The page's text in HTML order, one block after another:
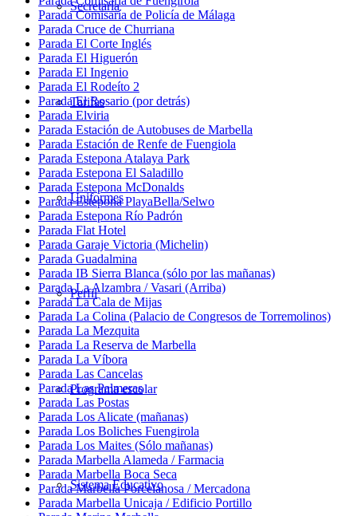
Secretaría
Tarifas
Uniformes
Perfil
Programa escolar
Sistema Educativo
Parada Comisaría de Policía de Málaga
Parada Cruce de Churriana
Parada El Corte Inglés
Parada El Higuerón
Parada El Ingenio
Parada El Rodeíto 2
Parada El Rosario (por detrás)
Parada Elviria
Parada Estación de Autobuses de Marbella
Parada Estación de Renfe de Fuengiola
Parada Estepona Atalaya Park
Parada Estepona El Saladillo
Parada Estepona McDonalds
Parada Estepona PlayaBella/Selwo
Parada Estepona Río Padrón
Parada Flat Hotel
Parada Garaje Victoria (Michelin)
Parada Guadalmina
Parada IB Sierra Blanca (sólo por las mañanas)
Parada La Alzambra / Vasari (Arriba)
Parada La Cala de Mijas
Parada La Colina (Palacio de Congresos de Torremolinos)
Parada La Mezquita
Parada La Reserva de Marbella
Parada La Víbora
Parada Las Cancelas
Parada Las Palmeras
Parada Las Postas
Parada Los Alicate (mañanas)
Parada Los Boliches Fuengirola
Parada Los Maites (Sólo mañanas)
Parada Marbella Alameda / Farmacia
Parada Marbella Boca Seca
Parada Marbella Porcelanosa / Mercadona
Parada Marbella Unicaja / Edificio Portillo